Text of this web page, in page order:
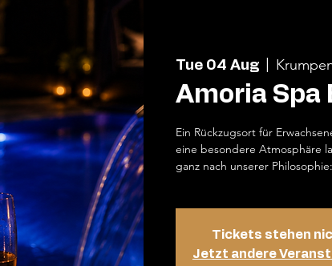
Tue 04 Aug
Amoria Spa
Ein Rückzugsort für
eine besondere Atmosphäre
ganz nach unserer
Tickets stehen
Jetzt andere